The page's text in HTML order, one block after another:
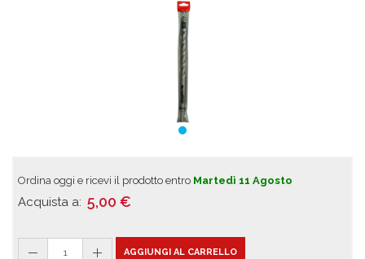
Ordina oggi e ricevi il prodotto entro Martedì 11 Agosto
Acquista a: 5,00 €
1 AGGIUNGI AL CARRELLO